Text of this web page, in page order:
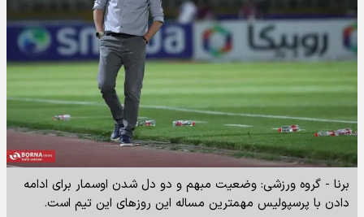
برنا - گروه ورزشی: وضعیت مبهم و دو دل شدن اوسمار برای ادامه
دادن با پرسپولیس مهمترین مساله این روزهای این تیم است.